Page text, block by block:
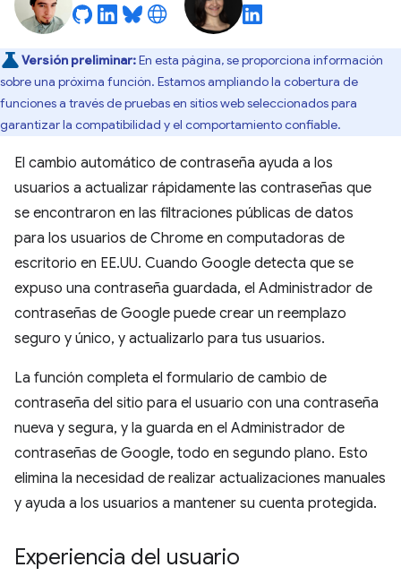
Versión preliminar:En esta página, se proporciona información
sobre una próxima función. Estamos ampliando la cobertura de
funciones a través de pruebas en sitios web seleccionados para
garantizar la compatibilidad y el comportamiento confiable.
El cambio automático de contraseña ayuda a los
usuarios a actualizar rápidamente las contraseñas que
se encontraron en las filtraciones públicas de datos
para los usuarios de Chrome en computadoras de
escritorio en EE.UU. Cuando Google detecta que se
expuso una contraseña guardada, el Administrador de
contraseñas de Google puede crear un reemplazo
seguro y único, y actualizarlo para tus usuarios.
La función completa el formulario de cambio de
contraseña del sitio para el usuario con una contraseña
nueva y segura, y la guarda en el Administrador de
contraseñas de Google, todo en segundo plano. Esto
elimina la necesidad de realizar actualizaciones manuales
y ayuda a los usuarios a mantener su cuenta protegida.
Experiencia del usuario